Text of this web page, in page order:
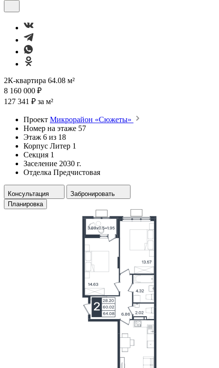
2К-квартира 64.08 м²
8 160 000 ₽
127 341 ₽ за м²
Проект Микрорайон «Сюжеты»
Номер на этаже 57
Этаж 6 из 18
Корпус Литер 1
Секция 1
Заселение 2030 г.
Отделка Предчистовая
Консультация
Забронировать
Планировка